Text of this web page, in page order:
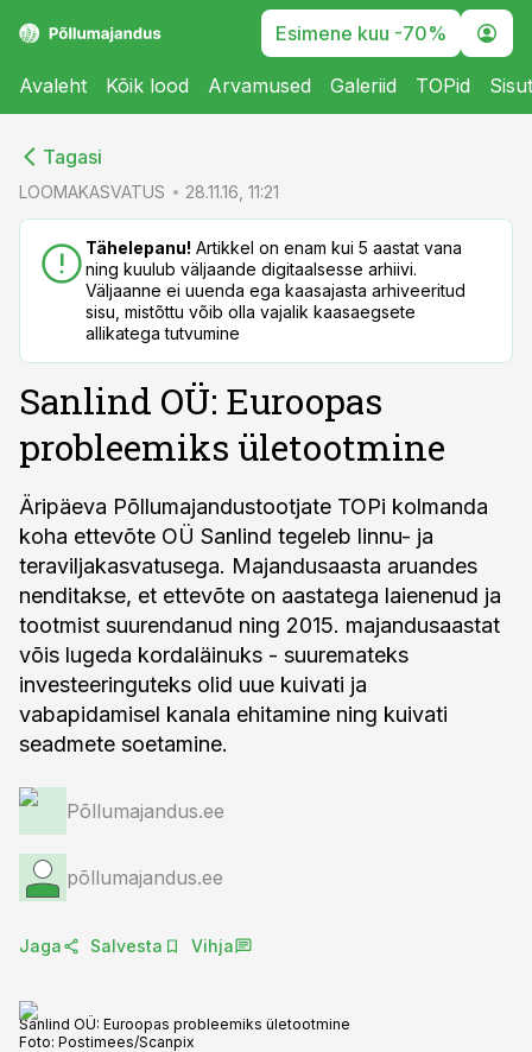
Esimene kuu -70%
Avaleht Kõik lood Arvamused Galeriid TOPid
Tagasi
LOOMAKASVATUS 28.11.16, 11:21
Tähelepanu! Artikkel on enam kui 5 aastat vana
ning kuulub väljaande digitaalsesse arhiivi.
Väljaanne ei uuenda ega kaasajasta arhiveeritud
sisu, mistõttu võib olla vajalik kaasaegsete
allikatega tutvumine
Sanlind OÜ: Euroopas
probleemiks ületootmine
Äripäeva Põllumajandustootjate TOPi kolmanda
koha ettevõte OÜ Sanlind tegeleb linnu- ja
teraviljakasvatusega. Majandusaasta aruandes
nenditakse, et ettevõte on aastatega laienenud ja
tootmist suurendanud ning 2015. majandusaastat
võis lugeda kordaläinuks - suuremateks
investeeringuteks olid uue kuivati ja
vabapidamisel kanala ehitamine ning kuivati
seadmete soetamine.
Põllumajandus.ee
põllumajandus.ee
Jaga Salvesta Vihja
Sanlind OÜ: Euroopas probleemiks ületootmine
Foto: Postimees/Scanpix